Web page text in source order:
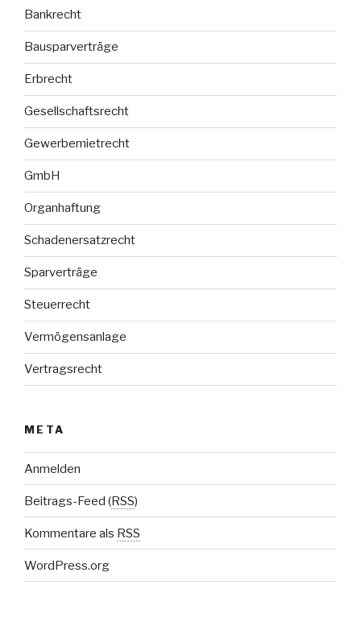
Bankrecht
Bausparverträge
Erbrecht
Gesellschaftsrecht
Gewerbemietrecht
GmbH
Organhaftung
Schadenersatzrecht
Sparverträge
Steuerrecht
Vermögensanlage
Vertragsrecht
META
Anmelden
Beitrags-Feed (RSS)
Kommentare als RSS
WordPress.org